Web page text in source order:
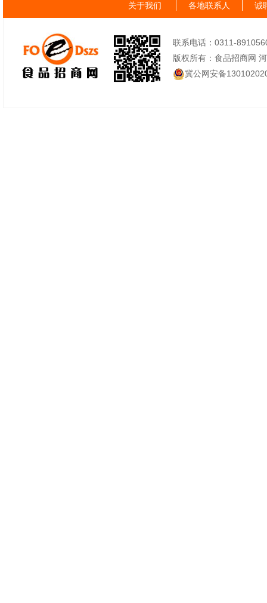
关于我们 各地联系人 诚
联系电话：0311-
版权所有：食品招商网
冀公网安备